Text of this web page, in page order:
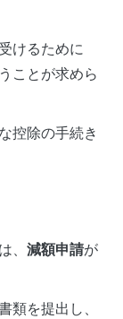
けるために
ことが求めら
控除の手続き
、 減額申請が
類を提出し、